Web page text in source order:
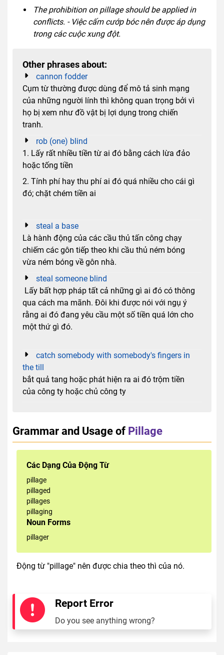
The prohibition on pillage should be applied in
conflicts. - Việc cấm cướp bóc nên được áp dụng
trong các cuộc xung đột.
Other phrases about:
cannon fodder
Cụm từ thường được dùng để mô tả sinh mạng
của những người lính thì không quan trọng bởi vì
họ bị xem như đồ vật bị lợi dụng trong chiến
tranh.
rob (one) blind
1. Lấy rất nhiều tiền từ ai đó bằng cách lừa đảo
hoặc tống tiền
2. Tính phí hay thu phí ai đó quá nhiều cho cái gì
đó; chặt chém tiền ai
steal a base
Là hành động của các cầu thủ tấn công chạy
chiếm các gôn tiếp theo khi cầu thủ ném bóng
vừa ném bóng về gôn nhà.
steal someone blind
Lấy bất hợp pháp tất cả những gì ai đó có thông
qua cách ma mãnh. Đôi khi được nói với ngụ ý
rằng ai đó đang yêu cầu một số tiền quá lớn cho
một thứ gì đó.
catch somebody with somebody's fingers in
the till
bắt quả tang hoặc phát hiện ra ai đó trộm tiền
của công ty hoặc chủ công ty
Grammar and Usage of Pillage
Các Dạng Của Động Từ
pillage
pillaged
pillages
pillaging
Noun Forms
pillager
Động từ "pillage" nên được chia theo thì của nó.
Report Error
Do you see anything wrong?